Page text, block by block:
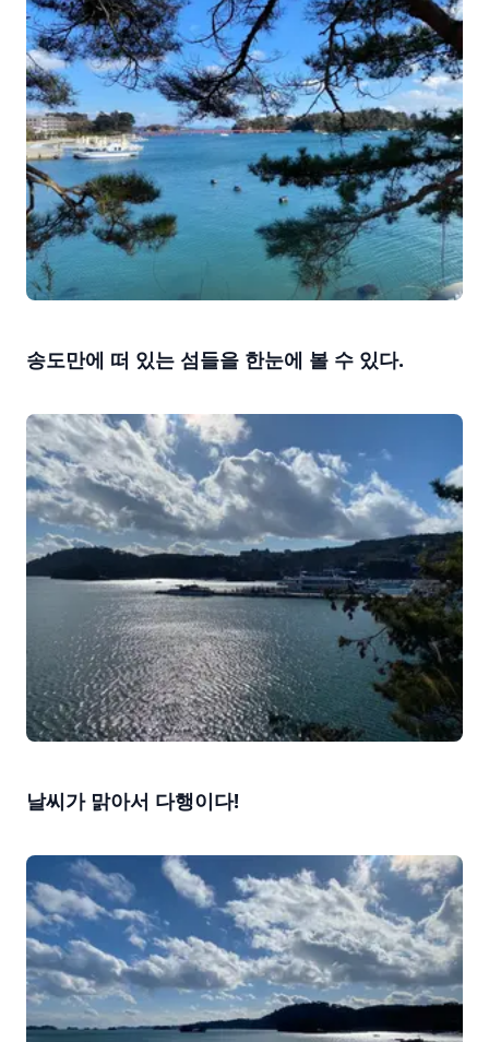
송도만에 떠 있는 섬들을 한눈에 볼 수 있다.
날씨가 맑아서 다행이다!